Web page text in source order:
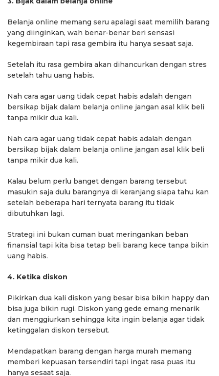
Belanja online memang seru apalagi saat memilih barang
yang diinginkan, wah benar-benar beri sensasi
kegembiraan tapi rasa gembira itu hanya sesaat saja.
Setelah itu rasa gembira akan dihancurkan dengan stres
setelah tahu uang habis.
Nah cara agar uang tidak cepat habis adalah dengan
bersikap bijak dalam belanja online jangan asal klik beli
tanpa mikir dua kali.
Nah cara agar uang tidak cepat habis adalah dengan
bersikap bijak dalam belanja online jangan asal klik beli
tanpa mikir dua kali.
Kalau belum perlu banget dengan barang tersebut
masukin saja dulu barangnya di keranjang siapa tahu kan
setelah beberapa hari ternyata barang itu tidak
dibutuhkan lagi.
Strategi ini bukan cuman buat meringankan beban
finansial tapi kita bisa tetap beli barang kece tanpa bikin
uang habis.
4. Ketika diskon
Pikirkan dua kali diskon yang besar bisa bikin happy dan
bisa juga bikin rugi. Diskon yang gede emang menarik
dan menggiurkan sehingga kita ingin belanja agar tidak
ketinggalan diskon tersebut.
Mendapatkan barang dengan harga murah memang
memberi kepuasan tersendiri tapi ingat rasa puas itu
hanya sesaat saja.